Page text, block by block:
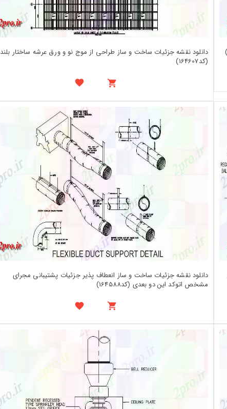
دانلود نقشه جزئیات ساخت و ساز طراحی از موج نو و ورق عرشه ساختار بلند
(کد164607)
دانلود نقشه جزئیات ساخت و ساز انعطاف پذیر جزئیات پشتیبانی مجرای
مشخص اتوکد این دو بعدی (کد164588)